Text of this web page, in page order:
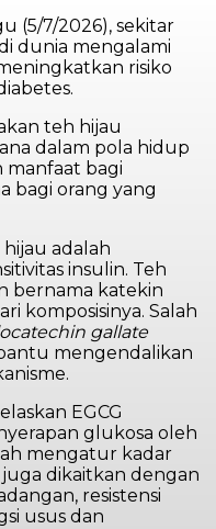
(5/7/2026), sekitar
dunia mengalami
risiko
teh hijau
dalam pola hidup
manfaat bagi
bagi orang yang
adalah
insulin. Teh
bernama katekin
komposisinya. Salah
gallate
mengendalikan
EGCG
glukosa oleh
mengatur kadar
dikaitkan dengan
resistensi
usus dan